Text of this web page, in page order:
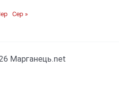
Сер »
Марганець.net